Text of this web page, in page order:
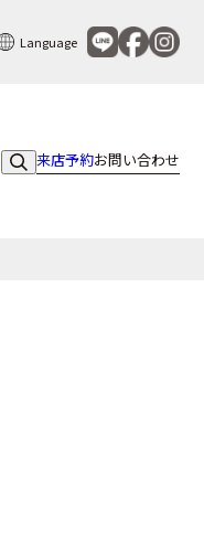
Language
来店予約お問い合わせ